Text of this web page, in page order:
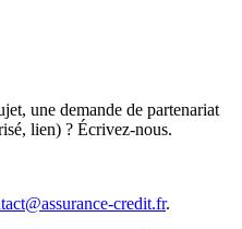
une demande de partenariat
lien) ? Écrivez-nous.
credit.fr.